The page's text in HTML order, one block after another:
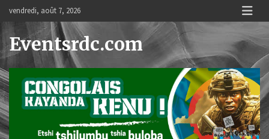
content
vendredi, août 7, 2026
Eventsrdc.com